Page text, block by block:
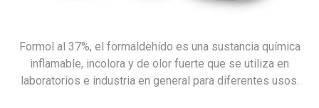
Formol al 37%, el formaldehído es una sustancia química
inflamable, incolora y de olor fuerte que se utiliza en
laboratorios e industria en general para diferentes usos.